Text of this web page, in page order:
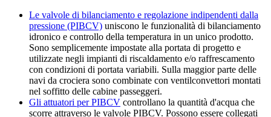
Le valvole di bilanciamento e regolazione indipendenti dalla
pressione (PIBCV) uniscono le funzionalità di bilanciamento
idronico e controllo della temperatura in un unico prodotto.
Sono semplicemente impostate alla portata di progetto e
utilizzate negli impianti di riscaldamento e/o raffrescamento
con condizioni di portata variabili. Sulla maggior parte delle
navi da crociera sono combinate con ventilconvettori montati
nel soffitto delle cabine passeggeri.
Gli attuatori per PIBCV controllano la quantità d'acqua che
scorre attraverso le valvole PIBCV. Possono essere collegati